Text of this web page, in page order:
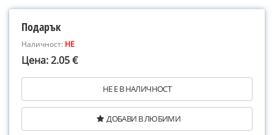
Подарък
Наличност: НЕ
Цена: 2.05 €
НЕ Е В НАЛИЧНОСТ
ДОБАВИ В ЛЮБИМИ